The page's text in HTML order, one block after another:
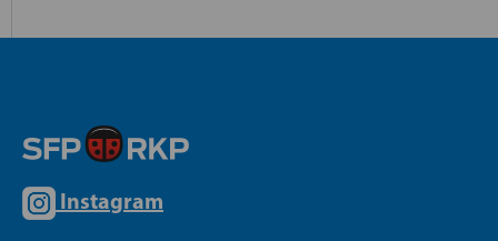
Instagram